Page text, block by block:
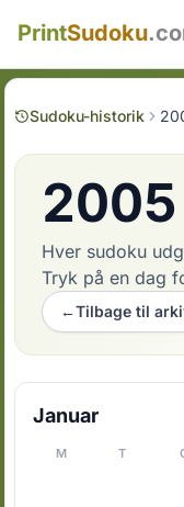
PrintSudoku
Sudoku-historik
2005
Hver sudoku
Tryk på en dag
←Tilbage til
Januar
M T